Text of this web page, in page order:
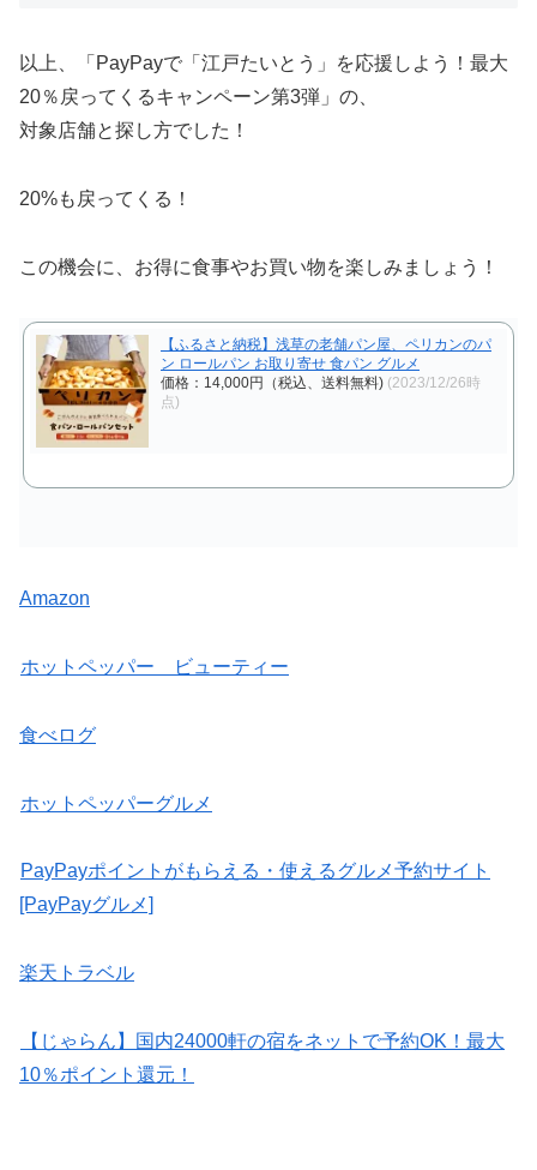
以上、「PayPayで「江戸たいとう」を応援しよう！最大
20％戻ってくるキャンペーン第3弾」の、
対象店舗と探し方でした！
20%も戻ってくる！
この機会に、お得に食事やお買い物を楽しみましょう！
【ふるさと納税】浅草の老舗パン屋、ペリカンのパ
ン ロールパン お取り寄せ 食パン グルメ
価格：14,000円（税込、送料無料) (2023/12/26時
点)
Amazon
ホットペッパー ビューティー
食べログ
ホットペッパーグルメ
PayPayポイントがもらえる・使えるグルメ予約サイト
[PayPayグルメ]
楽天トラベル
【じゃらん】国内24000軒の宿をネットで予約OK！最大
10％ポイント還元！